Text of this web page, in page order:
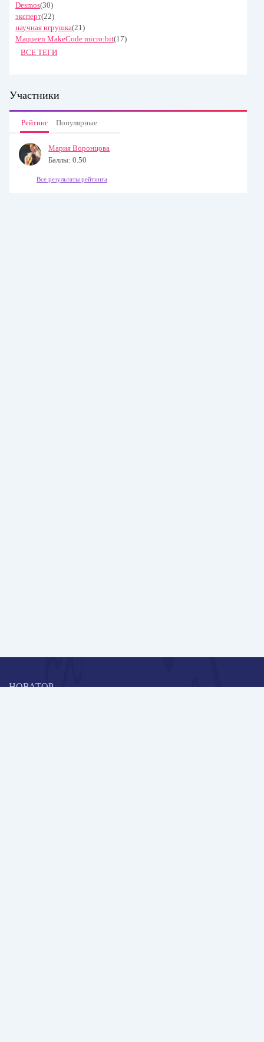
Desmos(30)
эксперт(22)
научная игрушка(21)
Maqueen MakeCode micro:bit(17)
ВСЕ ТЕГИ
Участники
Рейтинг Популярные
Мария Воронцова
Баллы: 0.50
Все результаты рейтинга
НОВАТОР